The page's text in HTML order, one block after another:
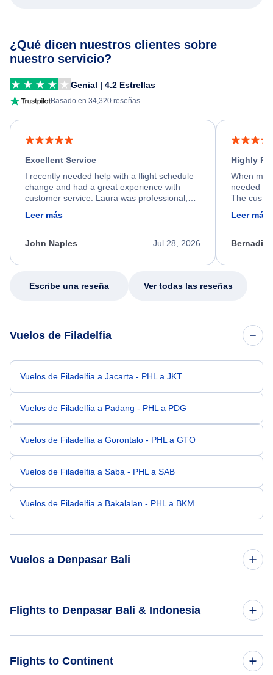
¿Qué dicen nuestros clientes sobre
nuestro servicio?
Genial | 4.2 Estrellas
Basado en 34,320 reseñas
Excellent Service
I recently needed help with a flight schedule
change and had a great experience with
customer service. Laura was professional,
process. She quickly found a solution and
appreciate her excellent service.
Leer más
Jul 28, 2026
John Naples
Highly
When my
needed
The
my issue.
Leer más
Escribe una reseña Ver todas las reseñas
Vuelos de Filadelfia
Vuelos de Filadelfia a Jacarta - PHL a JKT
Vuelos de Filadelfia a Padang - PHL a PDG
Vuelos de Filadelfia a Gorontalo - PHL a GTO
Vuelos de Filadelfia a Saba - PHL a SAB
Vuelos de Filadelfia a Bakalalan - PHL a BKM
Vuelos a Denpasar Bali
Vuelos de Peoria a Denpasar Bali - PIA a DPS
Flights to Denpasar Bali & Indonesia
Flights to Continent